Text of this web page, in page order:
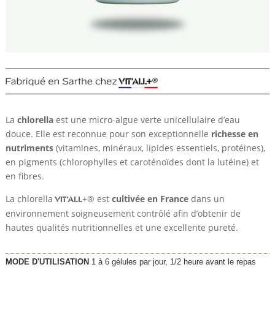
La chlorellaest une micro-algue verte unicellulaire d’eau
douce. Elle est reconnue pour son exceptionnelle richesse en
nutriments(vitamines, minéraux, lipides essentiels, protéines),
en pigments (chlorophylles et caroténoïdes dont la lutéine) et
en fibres.
La chlorellaVIT’ALL+® est cultivée en Francedans un
environnement soigneusement contrôlé afin d’obtenir de
hautes qualités nutritionnelles et une excellente pureté.
MODE D'UTILISATION 1 à 6 gélules par jour, 1/2 heure avant le repas